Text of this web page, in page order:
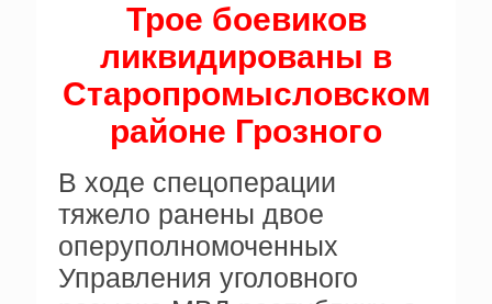
Трое боевиков
ликвидированы в
Старопромысловском
районе Грозного
В ходе спецоперации
тяжело ранены двое
оперуполномоченных
Управления уголовного